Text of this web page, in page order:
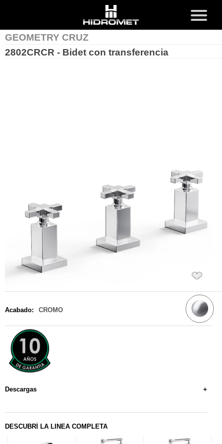
MENU
❤
GEOMETRY CRUZ
2802CRCR - Bidet con transferencia
Acabado: CROMO
Descargas +
Dimensionales
DESCUBRÍ LA LINEA COMPLETA